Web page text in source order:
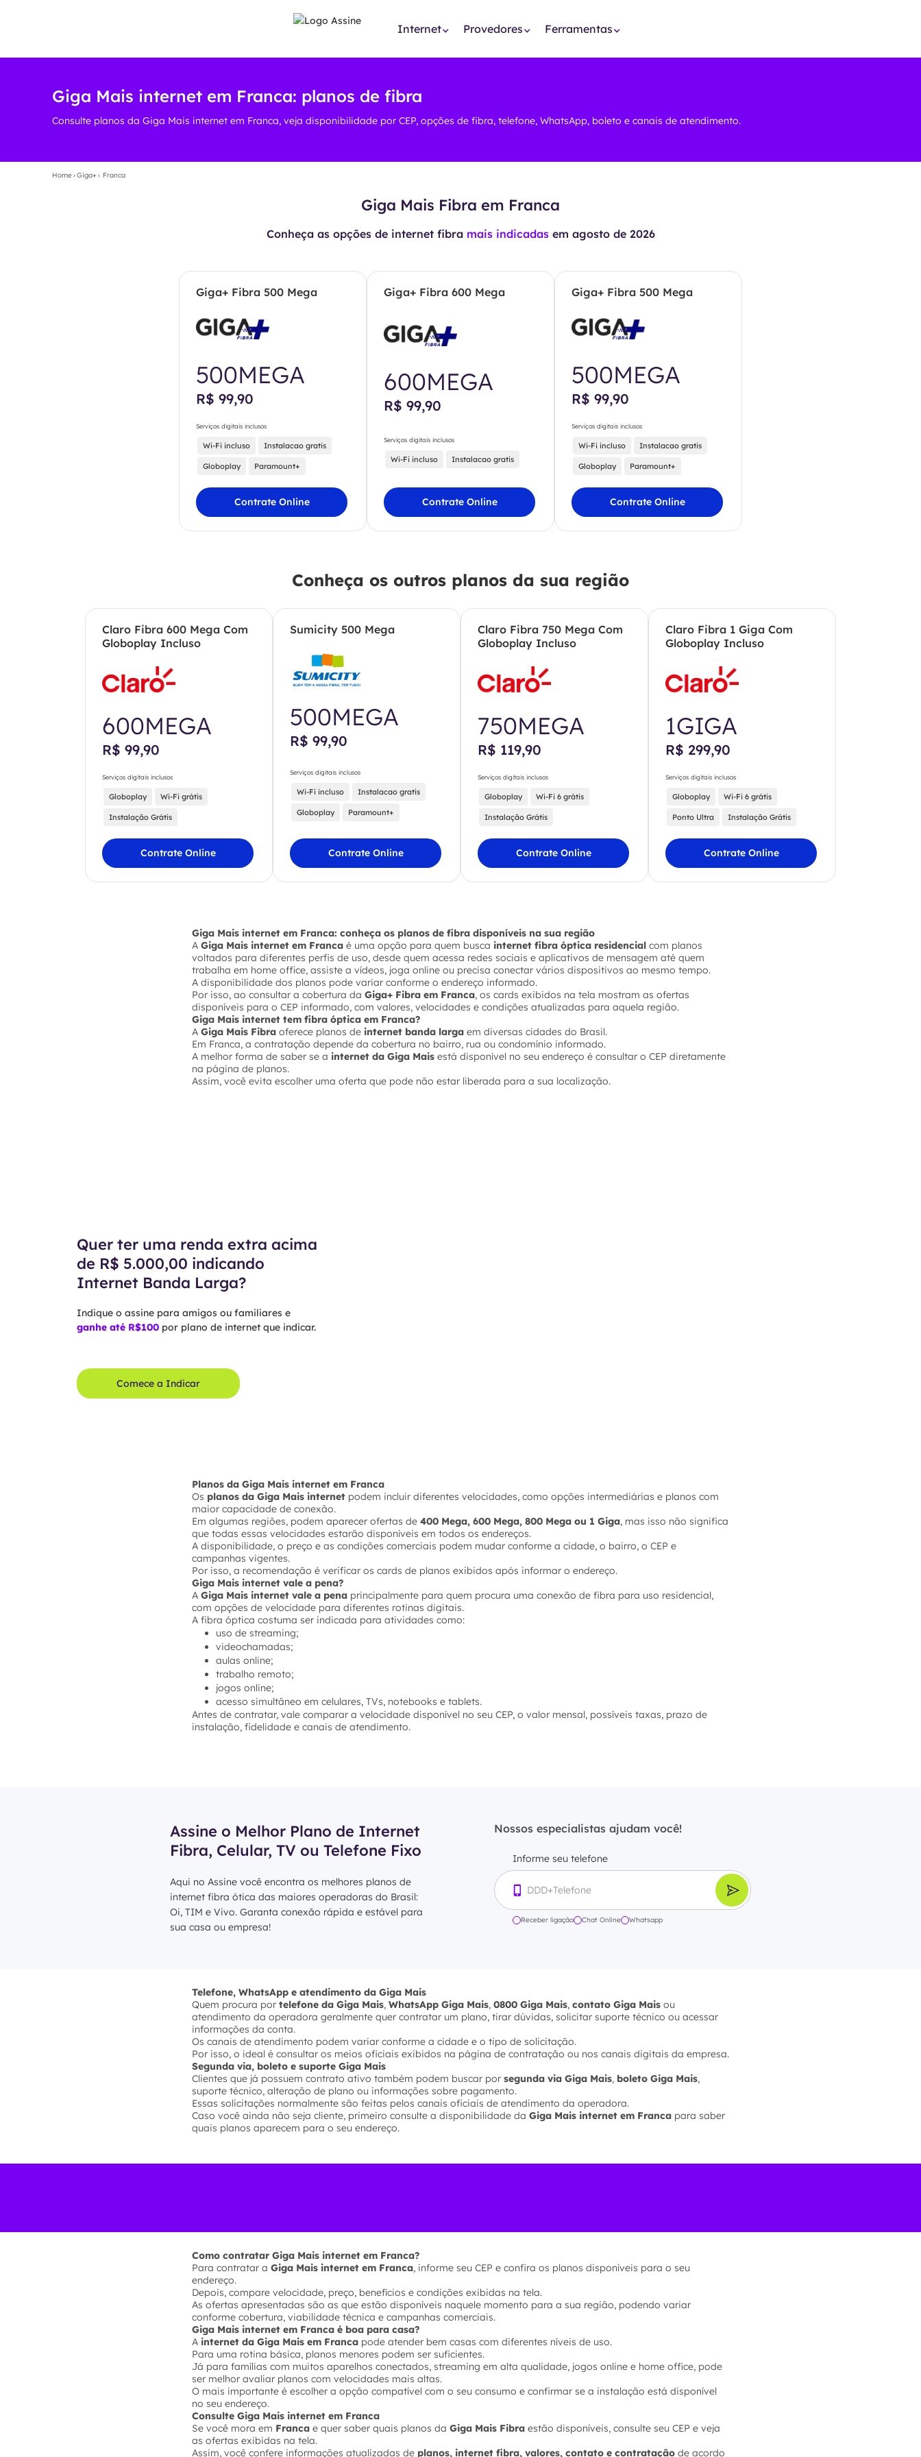
Internet Provedores Ferramentas
Giga Mais internet em Franca: planos de fibra
Consulte planos da Giga Mais internet em Franca, veja disponibilidade por CEP, opções de fibra, telefone, WhatsApp, boleto e canais de atendimento.
Home›Giga+› Franca
Giga Mais Fibra em Franca
Conheça as opções de internet fibra mais indicadasem agosto de 2026
Giga+ Fibra 500 Mega
500MEGA
R$ 99,90
Serviços digitais inclusos
Wi-Fi incluso Instalacao gratis
Globoplay Paramount+
Contrate Online
Giga+ Fibra 600 Mega
600MEGA
R$ 99,90
Serviços digitais inclusos
Wi-Fi incluso Instalacao gratis
Contrate Online
Giga+ Fibra 500 Mega
500MEGA
R$ 99,90
Serviços digitais inclusos
Wi-Fi incluso Instalacao gratis
Globoplay Paramount+
Contrate Online
Conheça os outros planos da sua região
Claro Fibra 600 Mega Com
Globoplay Incluso
600MEGA
R$ 99,90
Serviços digitais inclusos
Globoplay Wi-Fi grátis
Instalação Grátis
Contrate Online
Sumicity 500 Mega
500MEGA
R$ 99,90
Serviços digitais inclusos
Wi-Fi incluso Instalacao gratis
Globoplay Paramount+
Contrate Online
Claro Fibra 750 Mega Com
Globoplay Incluso
750MEGA
R$ 119,90
Serviços digitais inclusos
Globoplay Wi-Fi 6 grátis
Instalação Grátis
Contrate Online
Claro Fibra 1 Giga Com
Globoplay Incluso
1GIGA
R$ 299,90
Serviços digitais inclusos
Globoplay Wi-Fi 6 grátis
Ponto Ultra Instalação Grátis
Contrate Online
Giga Mais internet em Franca: conheça os planos de fibra disponíveis na sua região
A Giga Mais internet em Franca é uma opção para quem busca internet fibra óptica residencial com planos
voltados para diferentes perfis de uso, desde quem acessa redes sociais e aplicativos de mensagem até quem
trabalha em home office, assiste a vídeos, joga online ou precisa conectar vários dispositivos ao mesmo tempo.
A disponibilidade dos planos pode variar conforme o endereço informado.
Por isso, ao consultar a cobertura da Giga+ Fibra em Franca, os cards exibidos na tela mostram as ofertas
disponíveis para o CEP informado, com valores, velocidades e condições atualizadas para aquela região.
Giga Mais internet tem fibra óptica em Franca?
A Giga Mais Fibra oferece planos de internet banda larga em diversas cidades do Brasil.
Em Franca, a contratação depende da cobertura no bairro, rua ou condomínio informado.
A melhor forma de saber se a internet da Giga Mais está disponível no seu endereço é consultar o CEP diretamente
na página de planos.
Assim, você evita escolher uma oferta que pode não estar liberada para a sua localização.
Quer ter uma renda extra acima
de R$ 5.000,00 indicando
Internet Banda Larga?
Indique o assine para amigos ou familiares e
ganhe até R$100por plano de internet que indicar.
Comece a Indicar
Planos da Giga Mais internet em Franca
Os planos da Giga Mais internet podem incluir diferentes velocidades, como opções intermediárias e planos com
maior capacidade de conexão.
Em algumas regiões, podem aparecer ofertas de 400 Mega, 600 Mega, 800 Mega ou 1 Giga, mas isso não significa
que todas essas velocidades estarão disponíveis em todos os endereços.
A disponibilidade, o preço e as condições comerciais podem mudar conforme a cidade, o bairro, o CEP e
campanhas vigentes.
Por isso, a recomendação é verificar os cards de planos exibidos após informar o endereço.
Giga Mais internet vale a pena?
A Giga Mais internet vale a pena principalmente para quem procura uma conexão de fibra para uso residencial,
com opções de velocidade para diferentes rotinas digitais.
A fibra óptica costuma ser indicada para atividades como:
uso de streaming;
videochamadas;
aulas online;
trabalho remoto;
jogos online;
acesso simultâneo em celulares, TVs, notebooks e tablets.
Antes de contratar, vale comparar a velocidade disponível no seu CEP, o valor mensal, possíveis taxas, prazo de
instalação, fidelidade e canais de atendimento.
Assine o Melhor Plano de Internet
Fibra, Celular, TV ou Telefone Fixo
Aqui no Assine você encontra os melhores planos de
internet fibra ótica das maiores operadoras do Brasil:
Oi, TIM e Vivo. Garanta conexão rápida e estável para
sua casa ou empresa!
Nossos especialistas ajudam você!
Informe seu telefone
Receber ligação Chat Online Whatsapp
Telefone, WhatsApp e atendimento da Giga Mais
Quem procura por telefone da Giga Mais, WhatsApp Giga Mais, 0800 Giga Mais, contato Giga Mais ou
atendimento da operadora geralmente quer contratar um plano, tirar dúvidas, solicitar suporte técnico ou acessar
informações da conta.
Os canais de atendimento podem variar conforme a cidade e o tipo de solicitação.
Por isso, o ideal é consultar os meios oficiais exibidos na página de contratação ou nos canais digitais da empresa.
Segunda via, boleto e suporte Giga Mais
Clientes que já possuem contrato ativo também podem buscar por segunda via Giga Mais, boleto Giga Mais,
suporte técnico, alteração de plano ou informações sobre pagamento.
Essas solicitações normalmente são feitas pelos canais oficiais de atendimento da operadora.
Caso você ainda não seja cliente, primeiro consulte a disponibilidade da Giga Mais internet em Franca para saber
quais planos aparecem para o seu endereço.
Como contratar Giga Mais internet em Franca?
Para contratar a Giga Mais internet em Franca, informe seu CEP e confira os planos disponíveis para o seu
endereço.
Depois, compare velocidade, preço, benefícios e condições exibidas na tela.
As ofertas apresentadas são as que estão disponíveis naquele momento para a sua região, podendo variar
conforme cobertura, viabilidade técnica e campanhas comerciais.
Giga Mais internet em Franca é boa para casa?
A internet da Giga Mais em Franca pode atender bem casas com diferentes níveis de uso.
Para uma rotina básica, planos menores podem ser suficientes.
Já para famílias com muitos aparelhos conectados, streaming em alta qualidade, jogos online e home office, pode
ser melhor avaliar planos com velocidades mais altas.
O mais importante é escolher a opção compatível com o seu consumo e confirmar se a instalação está disponível
no seu endereço.
Consulte Giga Mais internet em Franca
Se você mora em Franca e quer saber quais planos da Giga Mais Fibra estão disponíveis, consulte seu CEP e veja
as ofertas exibidas na tela.
Assim, você confere informações atualizadas de planos, internet fibra, valores, contato e contratação de acordo